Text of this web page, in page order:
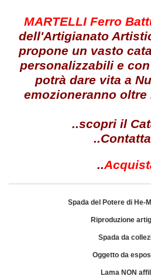
MARTELLI Ferro
dell'Artigianato
propone un vasto
personalizzabili e
potrà dare vita a
emozioneranno
..scopri il
..
Spada del Potere di He-
Riproduzione
Spada da
Oggetto da
Lama NON